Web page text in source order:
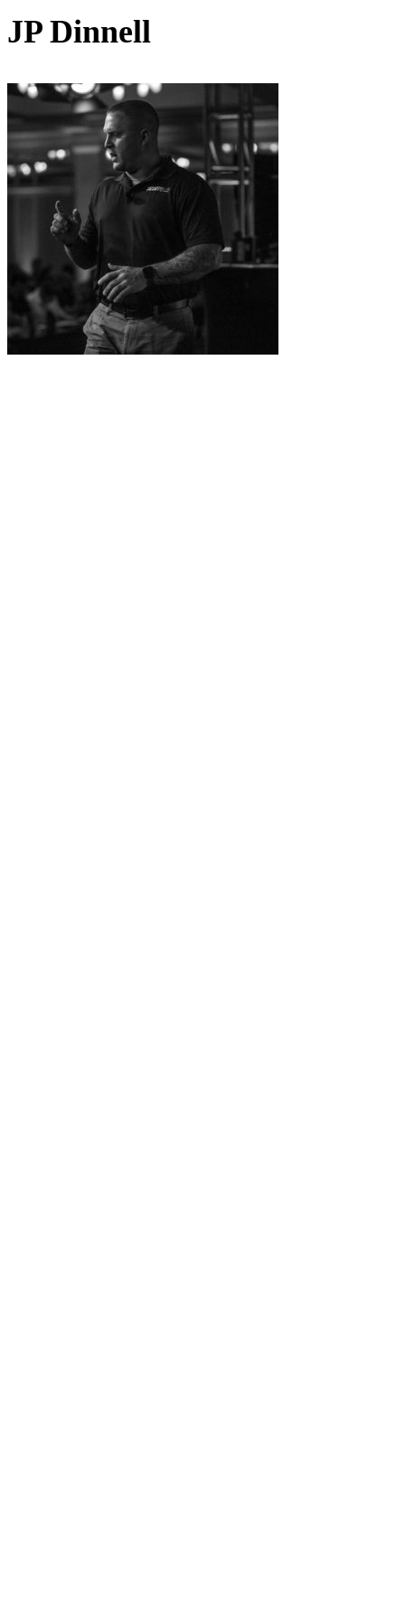
JP Dinnell